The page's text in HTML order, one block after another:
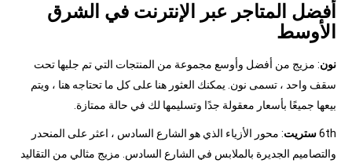
أفضل المتاجر عبر الإنترنت في الشرق
الأوسط
نون: مزيج من أفضل وأوسع مجموعة من المنتجات التي تم جلبها تحت
سقف واحد ، تسمى نون. يمكنك العثور هنا على كل ما تحتاجه هنا ، ويتم
بيعها جميعًا بأسعار معقولة جدًا وتسليمها لك في حالة ممتازة.
6thستريت: محور الأزياء الذي هو الشارع السادس ، اعثر على المنحدر
والتصاميم الجديرة بالملابس في الشارع السادس. مزيج مثالي من التقاليد